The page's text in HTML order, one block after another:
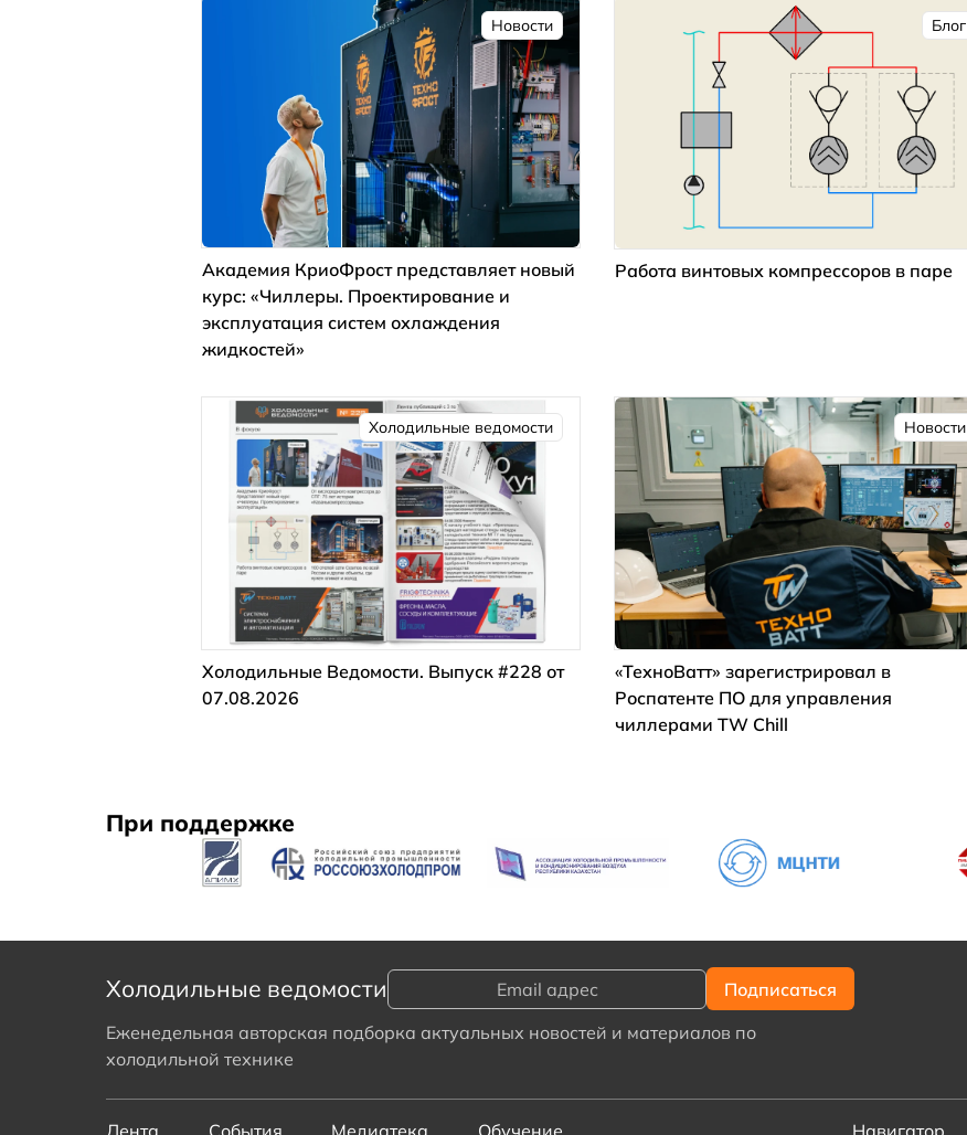
Новости
Академия КриоФрост представляет новый
курс: «Чиллеры. Проектирование и
эксплуатация систем охлаждения
жидкостей»
Блог
Работа винтовых компрессоров в паре
Холодильные ведомости
Холодильные Ведомости. Выпуск #228 от
07.08.2026
Новости
«ТехноВатт» зарегистрировал в
Роспатенте ПО для управления
чиллерами TW Chill
При поддержке
Холодильные ведомости
Еженедельная авторская подборка актуальных новостей и материалов по
холодильной технике